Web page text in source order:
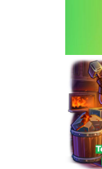
计、
升